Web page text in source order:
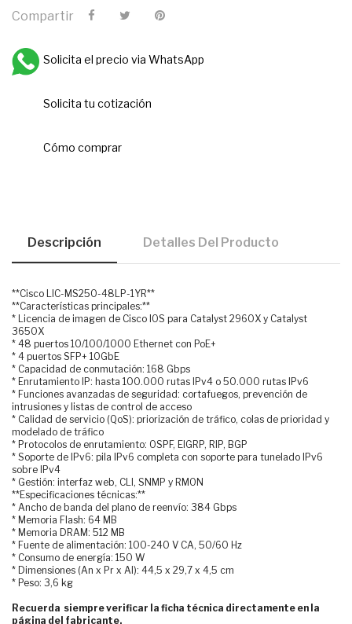
Compartir
Solicita el precio via WhatsApp
Solicita tu cotización
Cómo comprar
Descripción Detalles Del Producto
**Cisco LIC-MS250-48LP-1YR**
**Características principales:**
* Licencia de imagen de Cisco IOS para Catalyst 2960X y Catalyst
3650X
* 48 puertos 10/100/1000 Ethernet con PoE+
* 4 puertos SFP+ 10GbE
* Capacidad de conmutación: 168 Gbps
* Enrutamiento IP: hasta 100.000 rutas IPv4 o 50.000 rutas IPv6
* Funciones avanzadas de seguridad: cortafuegos, prevención de
intrusiones y listas de control de acceso
* Calidad de servicio (QoS): priorización de tráfico, colas de prioridad y
modelado de tráfico
* Protocolos de enrutamiento: OSPF, EIGRP, RIP, BGP
* Soporte de IPv6: pila IPv6 completa con soporte para tunelado IPv6
sobre IPv4
* Gestión: interfaz web, CLI, SNMP y RMON
**Especificaciones técnicas:**
* Ancho de banda del plano de reenvío: 384 Gbps
* Memoria Flash: 64 MB
* Memoria DRAM: 512 MB
* Fuente de alimentación: 100-240 V CA, 50/60 Hz
* Consumo de energía: 150 W
* Dimensiones (An x Pr x Al): 44,5 x 29,7 x 4,5 cm
* Peso: 3,6 kg
Recuerda siempre verificar la ficha técnica directamente en la
página del fabricante.